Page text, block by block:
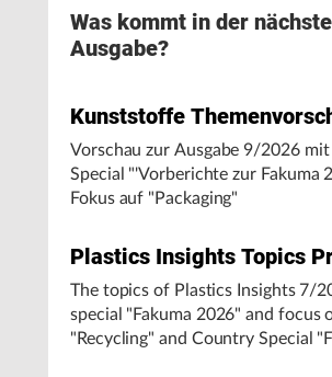
Was kommt in der
Ausgabe?
Kunststoffe
Vorschau zur Ausgabe 9/2026 mit
Special "'Vorberichte zur Fakuma
Fokus auf "Packaging"
Plastics Insights Topics
The topics of Plastics Insights 7/
special "Fakuma 2026" and focus
"Recycling" and Country Special